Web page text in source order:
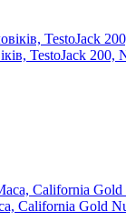
TestoJack 200,
California Gold